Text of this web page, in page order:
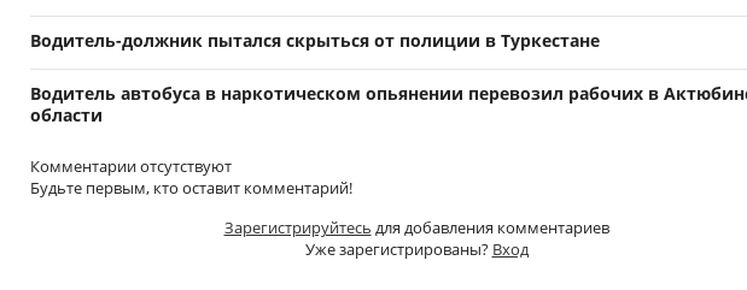
Водитель-должник пытался скрыться от полиции в Туркестане
Водитель автобуса в наркотическом опьянении перевозил рабочих в
области
Комментарии отсутствуют
Будьте первым, кто оставит комментарий!
Зарегистрируйтесь для добавления комментариев
Уже зарегистрированы? Вход